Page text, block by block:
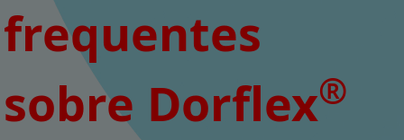
frequentes
sobre Dorflex®